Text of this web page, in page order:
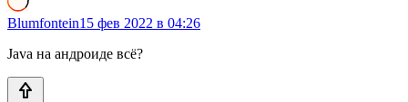
Blumfontein15 фев 2022 в 04:26
Java на андроиде всё?